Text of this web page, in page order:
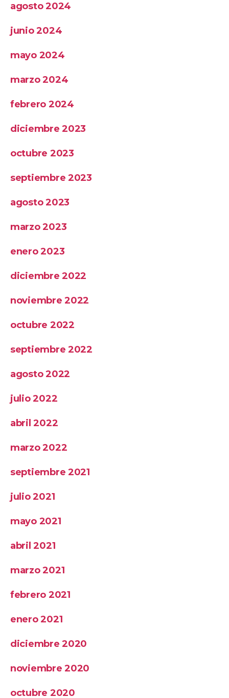
agosto 2024
junio 2024
mayo 2024
marzo 2024
febrero 2024
diciembre 2023
octubre 2023
septiembre 2023
agosto 2023
marzo 2023
enero 2023
diciembre 2022
noviembre 2022
octubre 2022
septiembre 2022
agosto 2022
julio 2022
abril 2022
marzo 2022
septiembre 2021
julio 2021
mayo 2021
abril 2021
marzo 2021
febrero 2021
enero 2021
diciembre 2020
noviembre 2020
octubre 2020